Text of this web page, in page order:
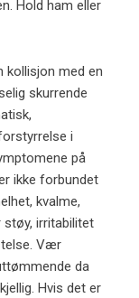
Hold ham eller
kollisjon med en
skurrende
i
på
ikke forbundet
kvalme,
irritabilitet
Vær
da
Hvis det er